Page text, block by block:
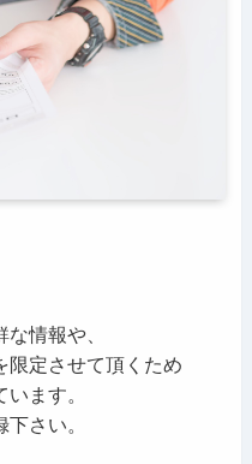
情報や、
限定させて頂くため
ます。
さい。